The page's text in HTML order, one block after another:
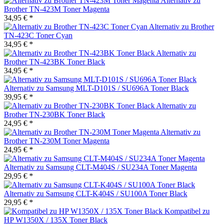
Brother TN-423M Toner Magenta
34,95 € *
Alternativ zu Brother
TN-423C Toner Cyan
34,95 € *
Alternativ zu
Brother TN-423BK Toner Black
34,95 € *
Alternativ zu Samsung MLT-D101S / SU696A Toner Black
39,95 € *
Alternativ zu
Brother TN-230BK Toner Black
24,95 € *
Alternativ zu
Brother TN-230M Toner Magenta
24,95 € *
Alternativ zu Samsung CLT-M404S / SU234A Toner Magenta
29,95 € *
Alternativ zu Samsung CLT-K404S / SU100A Toner Black
29,95 € *
Kompatibel zu
HP W1350X / 135X Toner Black